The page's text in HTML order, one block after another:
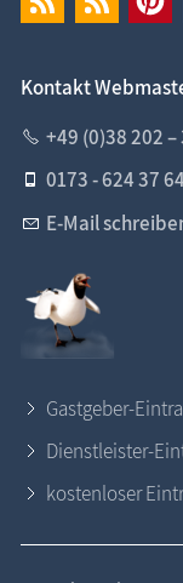
Kontakt
+49 (0)38 202 –
0173 - 624 37 64
E-Mail
Gastgeber-
Dienstleister-
kostenloser